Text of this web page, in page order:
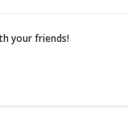
your friends!